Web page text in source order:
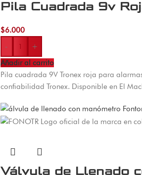
Pila Cuadrada 9v
$6.000
-
+
Añadir al carrito
Pila cuadrada 9V Tronex roja para
confiabilidad Tronex. Disponible en El
Válvula de Llenado